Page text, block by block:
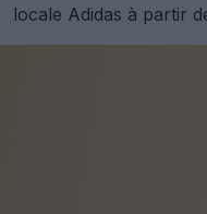
locale Adidas à partir